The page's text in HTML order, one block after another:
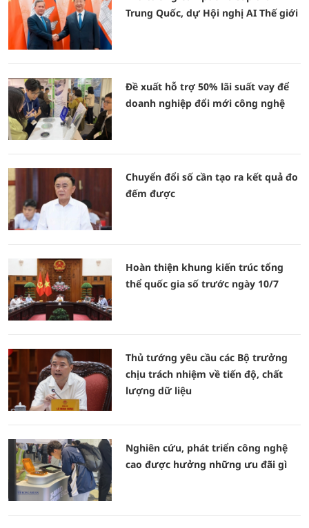
Trung Quốc, dự Hội nghị AI Thế giới
Đề xuất hỗ trợ 50% lãi suất vay để
doanh nghiệp đổi mới công nghệ
Chuyển đổi số cần tạo ra kết quả đo
đếm được
Hoàn thiện khung kiến trúc tổng
thể quốc gia số trước ngày 10/7
Thủ tướng yêu cầu các Bộ trưởng
chịu trách nhiệm về tiến độ, chất
lượng dữ liệu
Nghiên cứu, phát triển công nghệ
cao được hưởng những ưu đãi gì